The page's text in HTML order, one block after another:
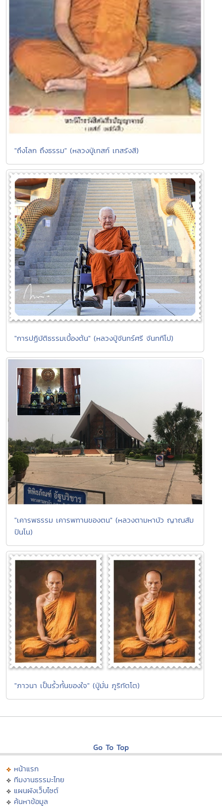
"ถึงโลก ถึงธรรม" (หลวงปู่เทสก์ เทสรังสี)
"การปฏิบัติธรรมเบื้องต้น" (หลวงปู่จันทร์ศรี จันททีโป)
"เคารพธรรม เคารพทานของตน" (หลวงตามหาบัว ญาณสัม
ปันโน)
"ภาวนา เป็นรั้วกั้นของใจ" (ปู่มั่น ภูริทัตโต)
Go To Top
หน้าแรก
ทีมงานธรรมะไทย
แผนผังเว็บไซต์
ค้นหาข้อมูล